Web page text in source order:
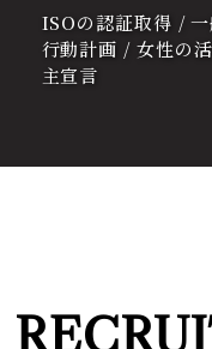
ISOの認証取得 /
行動計画 / 女性の
主宣言